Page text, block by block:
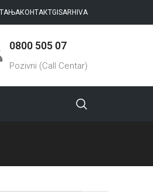
КОНТАКТGISARHIVA
0800 505 07
Pozivni (Call Centar)